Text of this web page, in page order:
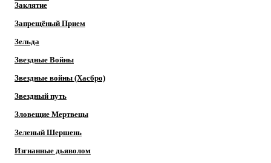
Заклятие
Запрещёный Прием
Зельда
Звездные Войны
Звездные войны (Хасбро)
Звездный путь
Зловещие Мертвецы
Зеленый Шершень
Изгнанные дьяволом